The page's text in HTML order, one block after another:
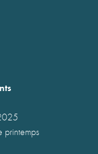
printemps